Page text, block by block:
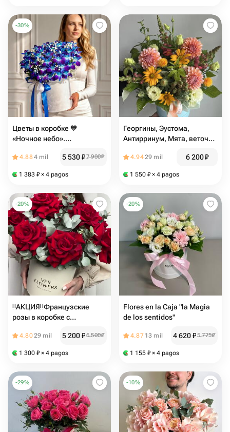
-30%
Цветы в коробке 💙
«Ночное небо».
Leoraflowers
4.884 mil 5 530₽7 900₽
1 383 ₽ × 4 pagos
Георгины, Эустома,
Антирринум, Мята, веточки
4.9429 mil 6 200₽
1 550 ₽ × 4 pagos
-20%
️‼️АКЦИЯ‼️Французские
розы в коробке с
4.8029 mil 5 200₽6 500₽
1 300 ₽ × 4 pagos
-20%
Flores en la Caja "la Magia
de los sentidos"
4.87 13 mil 4 620₽5 775₽
1 155 ₽ × 4 pagos
-29% -10%